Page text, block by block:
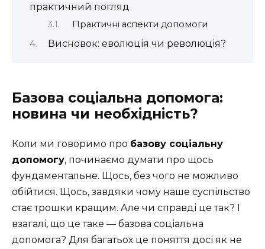
практичний погляд
Практичні аспекти допомоги
Висновок: еволюція чи революція?
Базова соціальна допомога:
новина чи необхідність?
Коли ми говоримо про базову соціальну
допомогу, починаємо думати про щось
фундаментальне. Щось, без чого не можливо
обійтися. Щось, завдяки чому наше суспільство
стає трошки кращим. Але чи справді це так? І
взагалі, що це таке — базова соціальна
допомога? Для багатьох це поняття досі як не